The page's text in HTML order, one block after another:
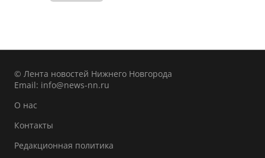
© Лента новостей Нижнего Новгорода
Email: info@news-nn.ru
О нас
Контакты
Редакционная политика